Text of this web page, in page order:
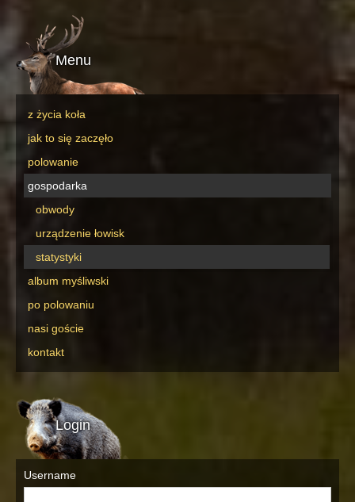
Menu
z życia koła
jak to się zaczęło
polowanie
gospodarka
obwody
urządzenie łowisk
statystyki
album myśliwski
po polowaniu
nasi goście
kontakt
Login
Username